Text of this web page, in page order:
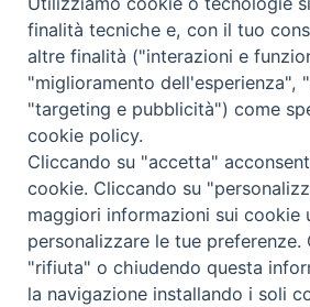
dott. Marco Moschetti
dott. don Adam Kieltyk
2
Consiglio per gli
dott. don Ermenegildo Conti preside
dott. Massimo Bonelli
dott. Renato Mambretti
finalità tecniche e, con il tuo
altre finalità ("interazioni e
"miglioramento dell'esperienza",
"targeting e pubblicità") come
cookie policy.
Cliccando su "accetta"
cookie. Cliccando su
maggiori informazioni sui cookie
personalizzare le tue preferenze.
"rifiuta" o chiudendo questa
la navigazione installando i soli